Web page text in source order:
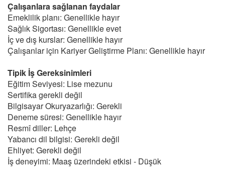
Çalışanlara sağlanan faydalar
Emeklilik planı: Genellikle hayır
Sağlık Sigortası: Genellikle evet
İç ve dış kurslar: Genellikle hayır
Çalışanlar için Kariyer Geliştirme Planı: Genellikle hayır
Tipik İş Gereksinimleri
Eğitim Seviyesi: Lise mezunu
Sertifika gerekli değil
Bilgisayar Okuryazarlığı: Gerekli
Deneme süresi: Genellikle hayır
Resmî diller: Lehçe
Yabancı dil bilgisi: Gerekli değil
Ehliyet: Gerekli değil
İş deneyimi: Maaş üzerindeki etkisi - Düşük